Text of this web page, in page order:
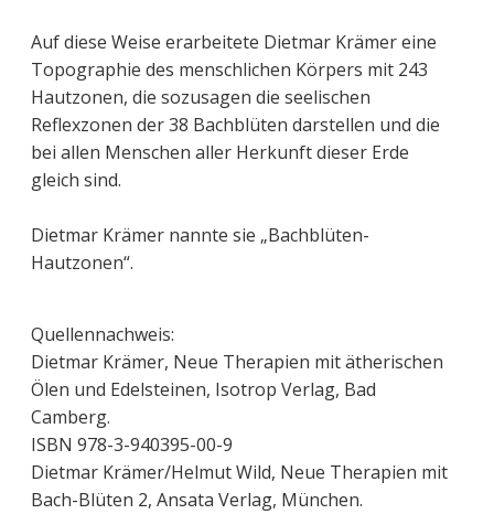
Auf diese Weise erarbeitete Dietmar Krämer eine
Topographie des menschlichen Körpers mit 243
Hautzonen, die sozusagen die seelischen
Reflexzonen der 38 Bachblüten darstellen und die
bei allen Menschen aller Herkunft dieser Erde
gleich sind.
Dietmar Krämer nannte sie „Bachblüten-
Hautzonen“.
Quellennachweis:
Dietmar Krämer, Neue Therapien mit ätherischen
Ölen und Edelsteinen, Isotrop Verlag, Bad
Camberg.
ISBN 978-3-940395-00-9
Dietmar Krämer/Helmut Wild, Neue Therapien mit
Bach-Blüten 2, Ansata Verlag, München.